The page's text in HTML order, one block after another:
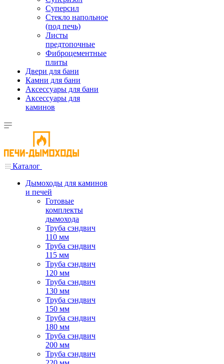
Суперсил
Стекло напольное
(под печь)
Листы
предтопочные
Фиброцементные
плиты
Двери для бани
Камни для бани
Аксессуары для бани
Аксессуары для
каминов
Каталог
Дымоходы для каминов
и печей
Готовые
комплекты
дымохода
Труба сэндвич
110 мм
Труба сэндвич
115 мм
Труба сэндвич
120 мм
Труба сэндвич
130 мм
Труба сэндвич
150 мм
Труба сэндвич
180 мм
Труба сэндвич
200 мм
Труба сэндвич